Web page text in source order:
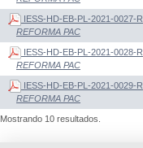
IESS-HD-EB-PL-2021-0027-R
REFORMA PAC
IESS-HD-EB-PL-2021-0028-R
REFORMA PAC
IESS-HD-EB-PL-2021-0029-R
REFORMA PAC
Mostrando 10 resultados.